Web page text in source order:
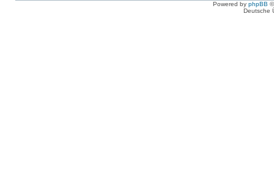
Powered by phpBB
Deutsche